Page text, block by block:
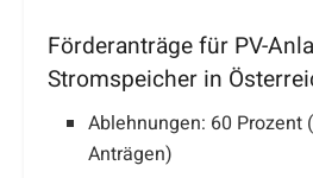
Förderanträge für PV-
Stromspeicher in
Ablehnungen: 60 Prozent
Anträgen)